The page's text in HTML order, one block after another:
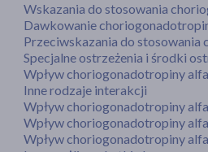
Wskazania do stosowania
Dawkowanie
Przeciwskazania do
Specjalne ostrzeżenia i środki
Wpływ choriogonadotropiny
Inne rodzaje interakcji
Wpływ choriogonadotropiny
Wpływ choriogonadotropiny
Wpływ choriogonadotropiny alfa